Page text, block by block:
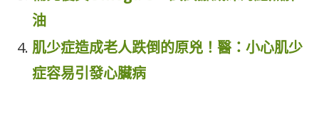
油
肌少症造成老人跌倒的原兇！醫：小心肌少
症容易引發心臟病